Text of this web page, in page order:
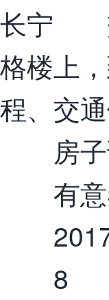
长宁 交
格楼上
程、交
房子
有意
2017
8